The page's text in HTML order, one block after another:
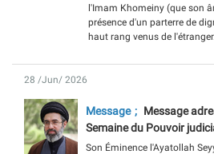
l'Imam Khomeiny (que son
présence d'un parterre de
haut rang venus de l'étranger.
28 /Jun/ 2026
Message
Message
Semaine du Pouvoir
Son Éminence l'Ayatollah